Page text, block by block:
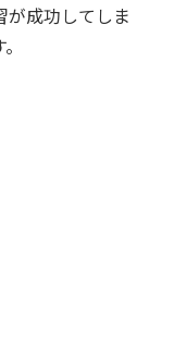
が成功してしま